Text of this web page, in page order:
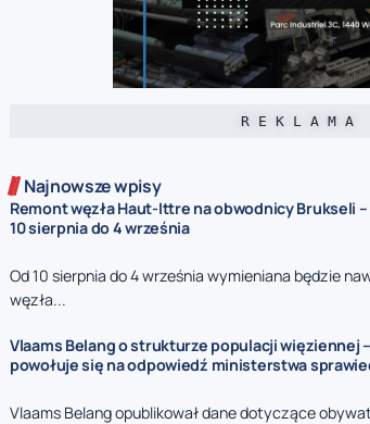
R E K L A M A
Najnowsze wpisy
Remont węzła Haut-Ittre na obwodnicy Brukseli
10 sierpnia do 4 września
Od 10 sierpnia do 4 września wymieniana będzie
węzła...
Vlaams Belang o strukturze populacji więziennej
powołuje się na odpowiedź ministerstwa
Vlaams Belang opublikował dane dotyczące